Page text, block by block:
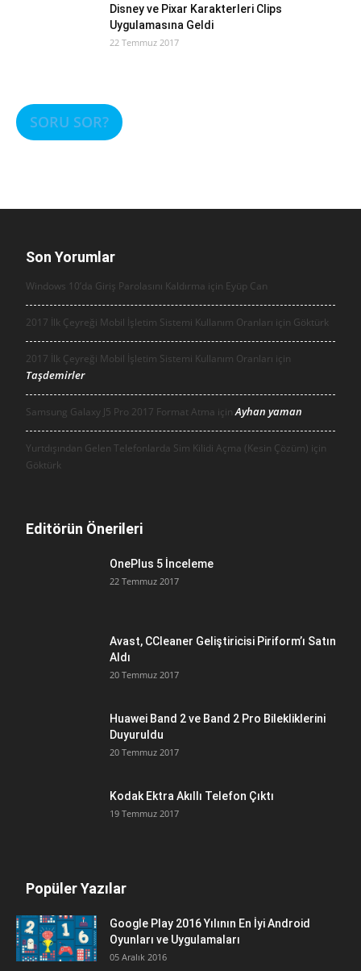
Disney ve Pixar Karakterleri Clips
Uygulamasına Geldi
22 Temmuz 2017
SORU SOR?
Son Yorumlar
Windows 10’da Giriş Parolasını Kaldırma için Eyüp Can
2017 İlk Çeyreği Mobil İşletim Sistemi Kullanım Oranları için Göktürk
2017 İlk Çeyreği Mobil İşletim Sistemi Kullanım Oranları için
Taşdemirler
Samsung Galaxy J5 Pro 2017 Format Atma içinAyhan yaman
Yurtdışından Gelen Telefonlarda Sim Kilidi Açma (Kesin Çözüm) için
Göktürk
Editörün Önerileri
OnePlus 5 İnceleme
22 Temmuz 2017
Avast, CCleaner Geliştiricisi Piriform’ı Satın
Aldı
20 Temmuz 2017
Huawei Band 2 ve Band 2 Pro Bilekliklerini
Duyuruldu
20 Temmuz 2017
Kodak Ektra Akıllı Telefon Çıktı
19 Temmuz 2017
Popüler Yazılar
Google Play 2016 Yılının En İyi Android
Oyunları ve Uygulamaları
05 Aralık 2016